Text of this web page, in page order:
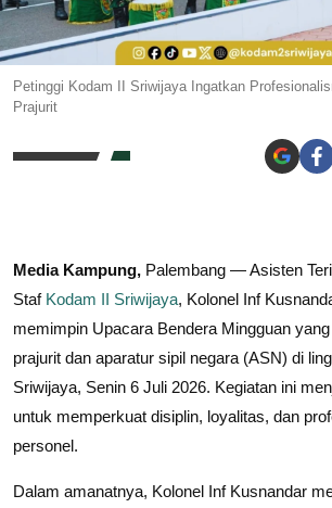
Petinggi Kodam II Sriwijaya Ingatkan
Prajurit
Media Kampung, Palembang — Asisten
Staf Kodam II Sriwijaya, Kolonel Inf
memimpin Upacara Bendera Mingguan
prajurit dan aparatur sipil negara (ASN) di
Sriwijaya, Senin 6 Juli 2026. Kegiatan ini
untuk memperkuat disiplin, loyalitas, dan
personel.
Dalam amanatnya, Kolonel Inf Kusnandar